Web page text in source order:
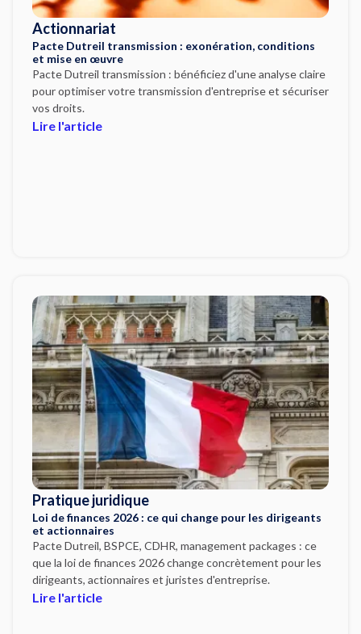
Actionnariat
Pacte Dutreil transmission : exonération, conditions
et mise en œuvre
Pacte Dutreil transmission : bénéficiez d'une analyse claire
pour optimiser votre transmission d'entreprise et sécuriser
vos droits.
Lire l'article
Pratique juridique
Loi de finances 2026 : ce qui change pour les dirigeants
et actionnaires
Pacte Dutreil, BSPCE, CDHR, management packages : ce
que la loi de finances 2026 change concrètement pour les
dirigeants, actionnaires et juristes d'entreprise.
Lire l'article